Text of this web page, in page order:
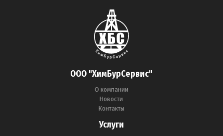
ООО "ХимБурСервис"
О компании
Новости
Контакты
Услуги